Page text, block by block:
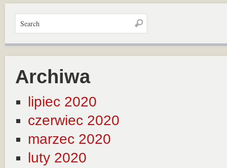
Archiwa
lipiec 2020
czerwiec 2020
marzec 2020
luty 2020